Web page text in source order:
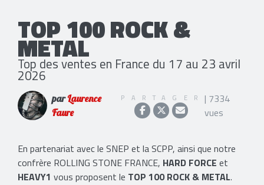
TOP 100 ROCK &
METAL
Top des ventes en France du 17 au 23 avril
2026
parLaurence
Faure
PARTAGER | 7334
vues
En partenariat avec le SNEP et la SCPP, ainsi que notre
confrère ROLLING STONE FRANCE, HARD FORCE et
HEAVY1 vous proposent le TOP 100 ROCK & METAL.